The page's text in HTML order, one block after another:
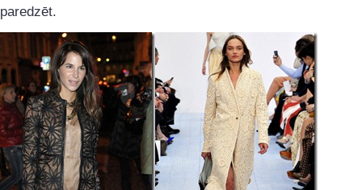
paredzēt.